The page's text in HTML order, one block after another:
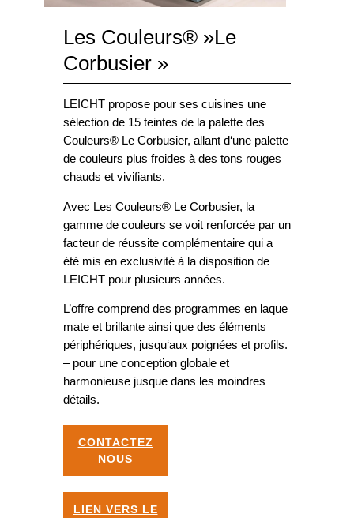
Les Couleurs® »Le
Corbusier »
LEICHT propose pour ses cuisines une
sélection de 15 teintes de la palette des
Couleurs® Le Corbusier, allant d‘une palette
de couleurs plus froides à des tons rouges
chauds et vivifiants.
Avec Les Couleurs® Le Corbusier, la
gamme de couleurs se voit renforcée par un
facteur de réussite complémentaire qui a
été mis en exclusivité à la disposition de
LEICHT pour plusieurs années.
L’offre comprend des programmes en laque
mate et brillante ainsi que des éléments
périphériques, jusqu‘aux poignées et profils.
– pour une conception globale et
harmonieuse jusque dans les moindres
détails.
CONTACTEZ
NOUS
LIEN VERS LE